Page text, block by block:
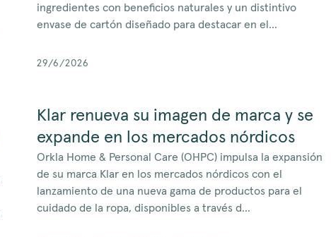
ingredientes con beneficios naturales y un distintivo
envase de cartón diseñado para destacar en el...
29/6/2026
Klar renueva su imagen de marca y se
expande en los mercados nórdicos
Orkla Home & Personal Care (OHPC) impulsa la expansión
de su marca Klar en los mercados nórdicos con el
lanzamiento de una nueva gama de productos para el
cuidado de la ropa, disponibles a través d...